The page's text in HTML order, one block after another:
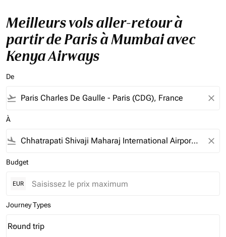
Meilleurs vols aller-retour à
partir de Paris à Mumbai avec
Kenya Airways
De
flight_takeoff close
À
flight_land close
Budget
EUR
Journey Types
Journey Types option Round trip Selected
Round trip
keyboard_arrow_down